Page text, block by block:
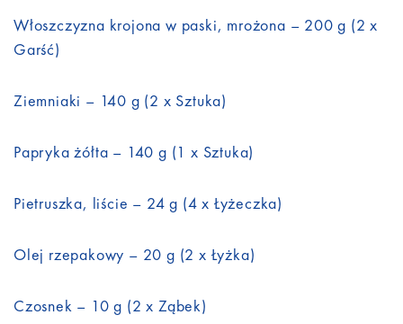
Włoszczyzna krojona w paski, mrożona – 200 g (2 x
Garść)
Ziemniaki – 140 g (2 x Sztuka)
Papryka żółta – 140 g (1 x Sztuka)
Pietruszka, liście – 24 g (4 x Łyżeczka)
Olej rzepakowy – 20 g (2 x Łyżka)
Czosnek – 10 g (2 x Ząbek)